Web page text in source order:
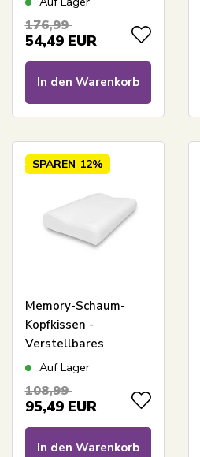
176,99
54,49 EUR
In den Warenkorb
SPAREN 12%
Memory-Schaum-
Kopfkissen -
Verstellbares
ergonomisches
Contour - Høie Of
Auf Lager
108,99
95,49 EUR
In den Warenkorb